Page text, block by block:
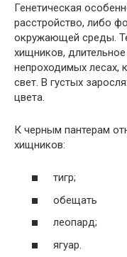
Генетическая
расстройство, либо
окружающей среды.
хищников,
непроходимых лесах,
свет. В густых
цвета.
К черным пантерам
хищников:
тигр;
обещать
леопард;
ягуар.